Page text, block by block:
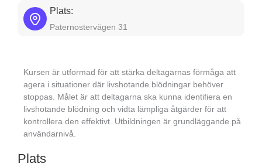
Plats:
Paternostervägen 31
Kursen är utformad för att stärka deltagarnas förmåga att
agera i situationer där livshotande blödningar behöver
stoppas. Målet är att deltagarna ska kunna identifiera en
livshotande blödning och vidta lämpliga åtgärder för att
kontrollera den effektivt. Utbildningen är grundläggande på
användarnivå.
Plats